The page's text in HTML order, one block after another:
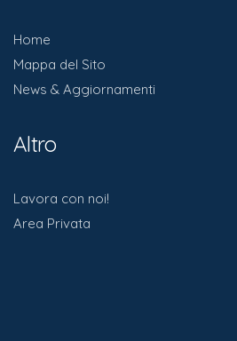
Home
Mappa del Sito
News & Aggiornamenti
Altro
Lavora con noi!
Area Privata